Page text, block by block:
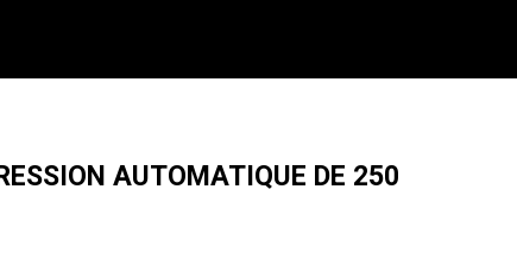
AUTOMATIQUE DE 250